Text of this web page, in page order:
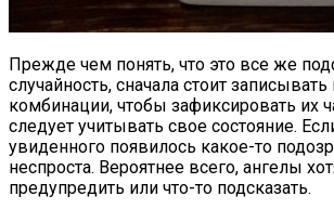
Прежде чем понять, что это все же
случайность, сначала стоит
комбинации, чтобы зафиксировать их
следует учитывать свое состояние.
увиденного появилось какое-то
неспроста. Вероятнее всего, ангелы
предупредить или что-то подсказать.